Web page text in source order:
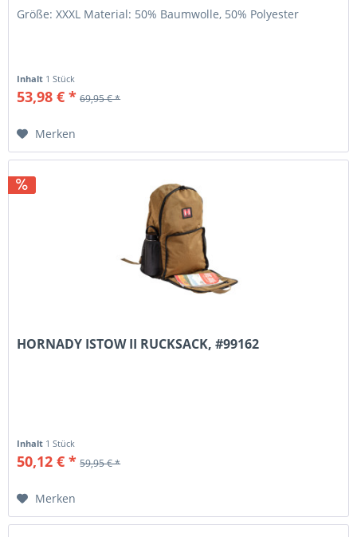
Größe: XXXL Material: 50% Baumwolle, 50% Polyester
Inhalt 1 Stück
53,98 € * 69,95 € *
Merken
HORNADY ISTOW II RUCKSACK, #99162
Inhalt 1 Stück
50,12 € * 59,95 € *
Merken